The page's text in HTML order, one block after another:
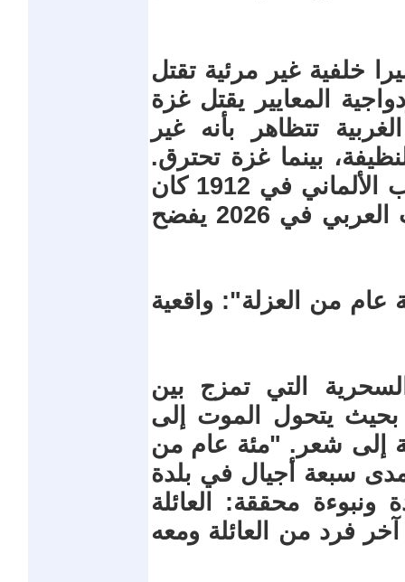
خلفية غير مرئية تقتل
المعايير يقتل غزة
تتظاهر بأنه غير
بينما غزة تحترق.
هذه مقارنة صارمة تظهر كيف أن الأدب الألماني في 1912 كان
يبشر بأزمة أوروبية داخلية، بينما الأدب العربي في 2026 يفضح
عام من العزلة": واقعية
التي تمزج بين
بحيث يتحول الموت إلى
إلى شعر. "مئة عام من
مدى سبعة أجيال في بلدة
ونبوءة محققة: العائلة
فرد من العائلة ومعه